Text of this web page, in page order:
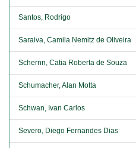
Santos, Rodrigo
Saraiva, Camila Nemitz de Oliveira
Schernn, Catia Roberta de Souza
Schumacher, Alan Motta
Schwan, Ivan Carlos
Severo, Diego Fernandes Dias